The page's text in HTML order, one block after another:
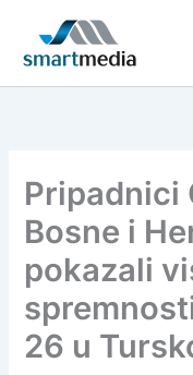
content
Pripadnici
Bosne i
pokazali
26 u